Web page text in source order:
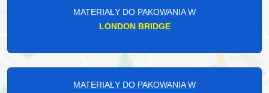
MATERIAŁY DO PAKOWANIA W
LONDON BRIDGE
MATERIAŁY DO PAKOWANIA W